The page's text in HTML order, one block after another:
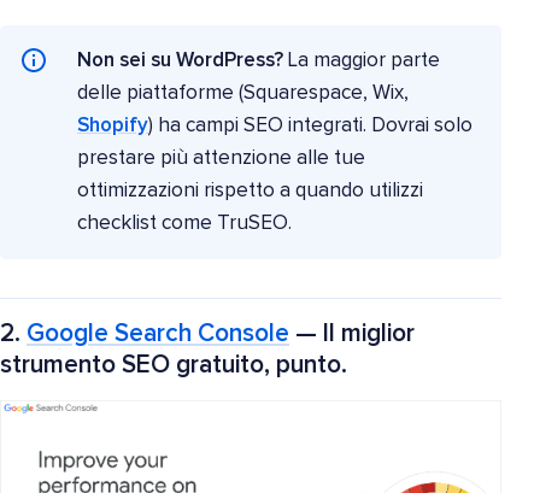
Non sei su WordPress? La maggior parte
delle piattaforme (Squarespace, Wix,
Shopify) ha campi SEO integrati. Dovrai solo
prestare più attenzione alle tue
ottimizzazioni rispetto a quando utilizzi
checklist come TruSEO.
2. Google Search Console — Il miglior
strumento SEO gratuito, punto.